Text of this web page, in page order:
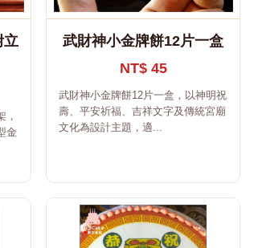
立
，
金
武財神小金牌餅12片一盒
NT$ 45
武財神小金牌餅12片一盒，以神明祝
壽、平安祈福、吉祥文字及傳統宮廟
文化為設計主題，適...